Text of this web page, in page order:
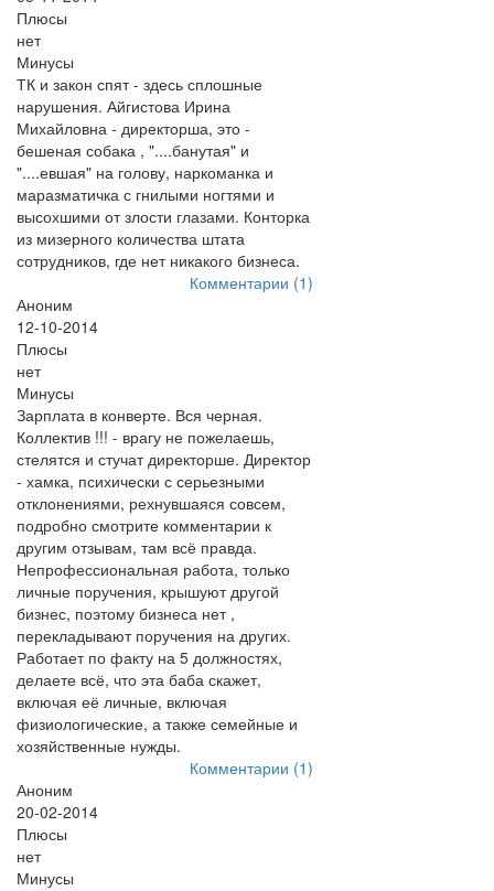
Плюсы
нет
Минусы
ТК и закон спят - здесь сплошные
нарушения. Айгистова Ирина
Михайловна - директорша, это -
бешеная собака , "....банутая" и
"....евшая" на голову, наркоманка и
маразматичка с гнилыми ногтями и
высохшими от злости глазами. Конторка
из мизерного количества штата
сотрудников, где нет никакого бизнеса.
Комментарии (1)
Аноним
12-10-2014
Плюсы
нет
Минусы
Зарплата в конверте. Вся черная.
Коллектив !!! - врагу не пожелаешь,
стелятся и стучат директорше. Директор
- хамка, психически с серьезными
отклонениями, рехнувшаяся совсем,
подробно смотрите комментарии к
другим отзывам, там всё правда.
Непрофессиональная работа, только
личные поручения, крышуют другой
бизнес, поэтому бизнеса нет ,
перекладывают поручения на других.
Работает по факту на 5 должностях,
делаете всё, что эта баба скажет,
включая её личные, включая
физиологические, а также семейные и
хозяйственные нужды.
Комментарии (1)
Аноним
20-02-2014
Плюсы
нет
Минусы